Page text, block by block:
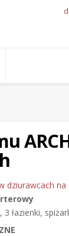
dziurawcach na
3 łazienki,